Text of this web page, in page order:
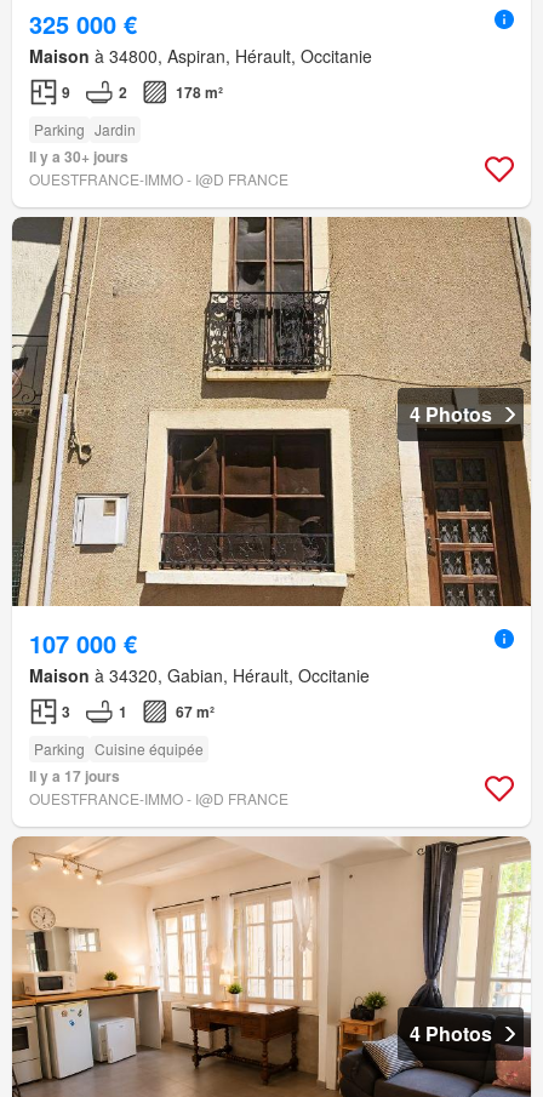
325 000 €
Maison à 34800, Aspiran, Hérault, Occitanie
9 2 178 m²
Parking Jardin
Il y a 30+ jours
OUESTFRANCE-IMMO - I@D FRANCE
4 Photos
107 000 €
Maison à 34320, Gabian, Hérault, Occitanie
3 1 67 m²
Parking Cuisine équipée
Il y a 17 jours
OUESTFRANCE-IMMO - I@D FRANCE
4 Photos